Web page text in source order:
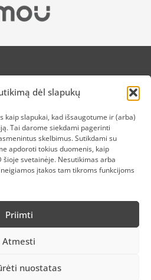
dėl slapukų
kaip slapukai, kad išsaugotume ir (arba)
Tai darome siekdami pagerinti
skelbimus. Sutikdami su
apdoroti tokius duomenis, kaip
svetainėje. Nesutikimas arba
įtakos tam tikroms funkcijoms
Priimti
Atmesti
nuostatas
MUS
HEROJAMS
GRĄŽINIMAS
D.U.K
POLITIKA
POLITIKA
IR TAISYKLĖS
RŪŠIAVIMAS